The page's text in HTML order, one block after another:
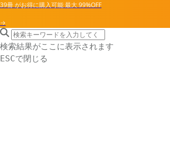
39冊がお得に購入可能最大99%OFF
→
search icon
サイト内検索
検索結果がここに表示されます
ESCで閉じる